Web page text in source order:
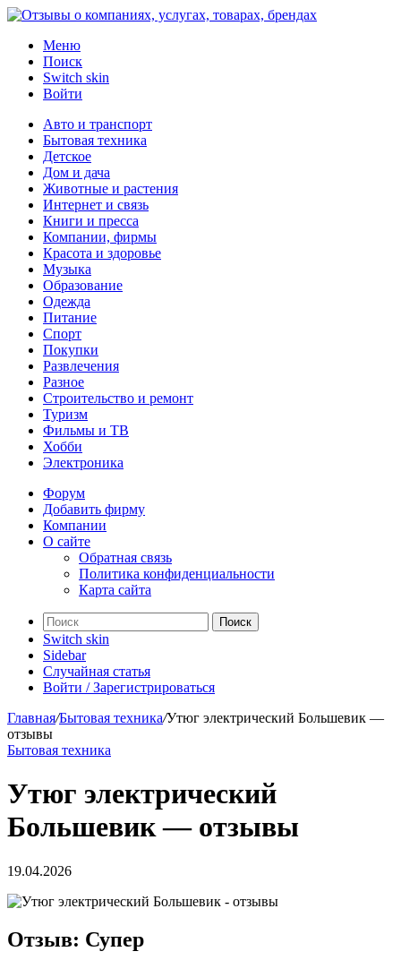
Меню
Поиск
Switch skin
Войти
Авто и транспорт
Бытовая техника
Детское
Дом и дача
Животные и растения
Интернет и связь
Книги и пресса
Компании, фирмы
Красота и здоровье
Музыка
Образование
Одежда
Питание
Спорт
Покупки
Развлечения
Разное
Строительство и ремонт
Туризм
Фильмы и ТВ
Хобби
Электроника
Форум
Добавить фирму
Компании
О сайте
Обратная связь
Политика конфиденциальности
Карта сайта
Поиск
Switch skin
Sidebar
Случайная статья
Войти / Зарегистрироваться
Главная/Бытовая техника/Утюг электрический Большевик —
отзывы
Бытовая техника
Утюг электрический
Большевик — отзывы
19.04.2026
Отзыв: Супер